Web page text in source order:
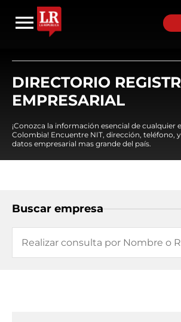
DIRECTORIO
EMPRESARIAL
¡Conozca la información esencial de cualquier
Colombia! Encuentre NIT, dirección, teléfono,
datos empresarial mas grande del país.
Buscar empresa